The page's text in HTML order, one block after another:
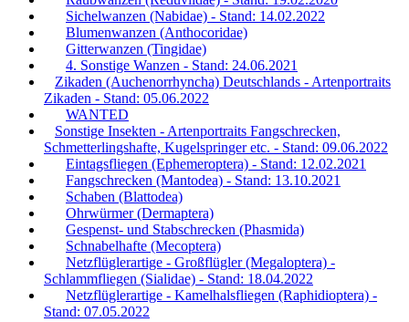
Sichelwanzen (Nabidae) - Stand: 14.02.2022
Blumenwanzen (Anthocoridae)
Gitterwanzen (Tingidae)
4. Sonstige Wanzen - Stand: 24.06.2021
Zikaden (Auchenorrhyncha) Deutschlands - Artenportraits
Zikaden - Stand: 05.06.2022
WANTED
Sonstige Insekten - Artenportraits Fangschrecken,
Schmetterlingshafte, Kugelspringer etc. - Stand: 09.06.2022
Eintagsfliegen (Ephemeroptera) - Stand: 12.02.2021
Fangschrecken (Mantodea) - Stand: 13.10.2021
Schaben (Blattodea)
Ohrwürmer (Dermaptera)
Gespenst- und Stabschrecken (Phasmida)
Schnabelhafte (Mecoptera)
Netzflüglerartige - Großflügler (Megaloptera) -
Schlammfliegen (Sialidae) - Stand: 18.04.2022
Netzflüglerartige - Kamelhalsfliegen (Raphidioptera) -
Stand: 07.05.2022